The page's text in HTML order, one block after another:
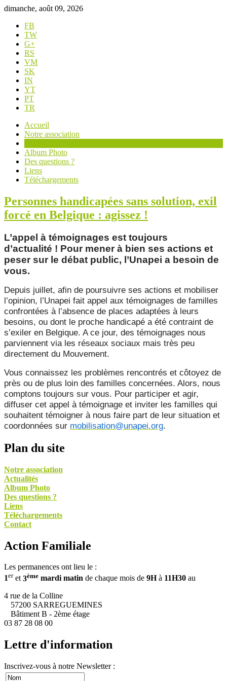
dimanche, août 09, 2026
FB
TW
G+
RS
VM
SK
IN
YT
PT
TR
Accueil
Notre association
Album Photo
Des questions ?
Liens
Téléchargements
Personnes handicapées sans solution, exil
forcé en Belgique : agissez !
L’appel à témoignages est toujours
d’actualité ! Pour mener à bien ses actions et
peser sur le débat public, l’Unapei a besoin de
vous.
Depuis juillet, afin de poursuivre ses actions et mobiliser
l’opinion, l’Unapei fait appel aux témoignages de familles
confrontées à l’absence de places adaptées à leurs
besoins, ou dont le proche handicapé a été contraint de
s’exiler en Belgique. A ce jour, des témoignages nous
parviennent via les réseaux sociaux mais très peu
directement du Mouvement.
Vous connaissez les problèmes rencontrés et côtoyez de
près ou de plus loin des familles concernées. Alors, nous
comptons toujours sur vous. Pour participer et agir,
diffuser cet appel à témoignage et inviter les familles qui
souhaitent témoigner à nous faire part de leur situation et
coordonnées sur mobilisation@unapei.org.
Plan du site
Notre association
Actualités
Album Photo
Des questions ?
Liens
Téléchargements
Contact
Action Familiale
Les permanences ont lieu le :
1eret3ème mardi matin de chaque mois de 9Hà 11H30 au
4 rue de la Colline
57200 SARREGUEMINES
Bâtiment B - 2ème étage
03 87 28 08 00
Lettre d'information
Inscrivez-vous à notre Newsletter :